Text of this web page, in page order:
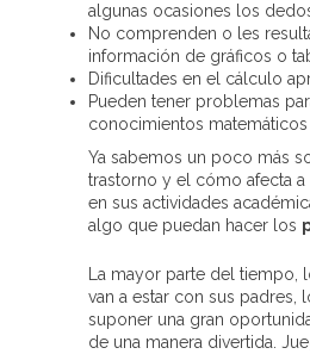
algunas ocasiones los
No comprenden o les
información de gráficos o
Dificultades en el cálculo
Pueden tener problemas
conocimientos matemáticos
Ya sabemos un poco más
trastorno y el cómo afecta a
en sus actividades
algo que puedan hacer los
La mayor parte del tiempo,
van a estar con sus padres,
suponer una gran
de una manera divertida.